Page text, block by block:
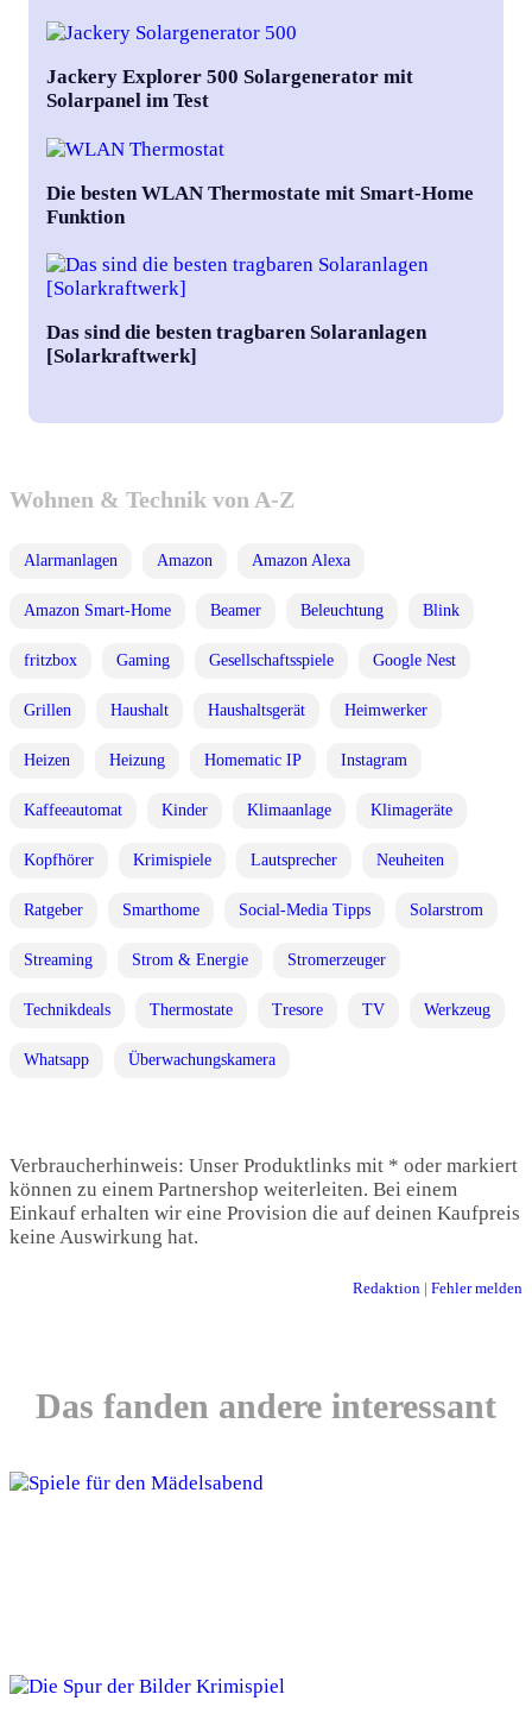
Jackery Explorer 500 Solargenerator mit
Solarpanel im Test
Die besten WLAN Thermostate mit Smart-Home
Funktion
Das sind die besten tragbaren Solaranlagen
[Solarkraftwerk]
Wohnen & Technik von A-Z
Alarmanlagen Amazon Amazon Alexa
Amazon Smart-Home Beamer Beleuchtung Blink
fritzbox Gaming Gesellschaftsspiele Google Nest
Grillen Haushalt Haushaltsgerät Heimwerker
Heizen Heizung Homematic IP Instagram
Kaffeeautomat Kinder Klimaanlage Klimageräte
Kopfhörer Krimispiele Lautsprecher Neuheiten
Ratgeber Smarthome Social-Media Tipps Solarstrom
Streaming Strom & Energie Stromerzeuger
Technikdeals Thermostate Tresore TV Werkzeug
Whatsapp Überwachungskamera
Verbraucherhinweis: Unser Produktlinks mit * oder markiert
können zu einem Partnershop weiterleiten. Bei einem
Einkauf erhalten wir eine Provision die auf deinen Kaufpreis
keine Auswirkung hat.
Redaktion | Fehler melden
Das fanden andere interessant